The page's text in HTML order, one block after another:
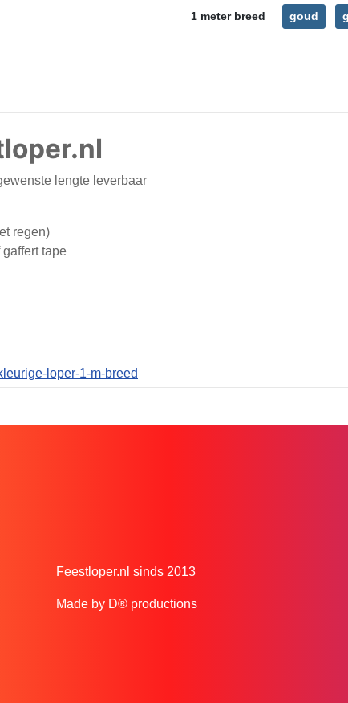
1 meter breed goud
lengte leverbaar
regen)
tape
loper-1-m-breed
Feestloper.nl sinds 2013
Made by D® productions